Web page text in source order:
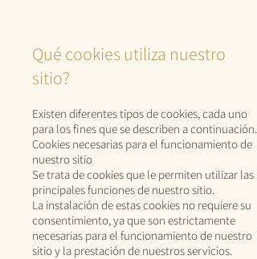
Qué cookies utiliza nuestro
sitio?
Existen diferentes tipos de cookies, cada uno
para los fines que se describen a continuación.
Cookies necesarias para el funcionamiento de
nuestro sitio
Se trata de cookies que le permiten utilizar las
principales funciones de nuestro sitio.
La instalación de estas cookies no requiere su
consentimiento, ya que son estrictamente
necesarias para el funcionamiento de nuestro
sitio y la prestación de nuestros servicios.